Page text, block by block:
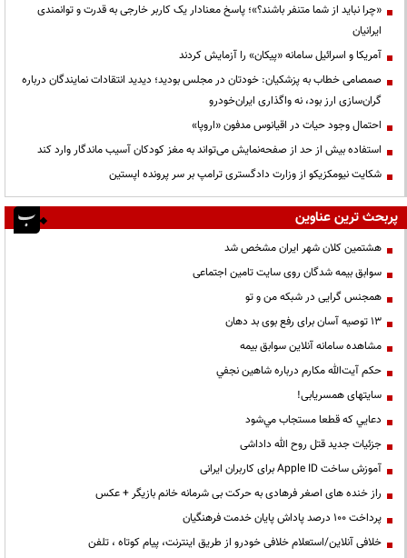
«چرا نباید از شما متنفر باشند؟»؛ پاسخ معنادار یک کاربر خارجی به قدرت و توانمندی
ایرانیان
آمریکا و اسرائیل سامانه «پیکان» را آزمایش کردند
صمصامی خطاب به پزشکیان: خودتان در مجلس بودید؛ دیدید انتقادات نمایندگان درباره
گران‌سازی ارز بود، نه واگذاری ایران‌خودرو
احتمال وجود حیات در اقیانوس مدفون «اروپا»
استفاده بیش از حد از صفحه‌نمایش می‌تواند به مغز کودکان آسیب ماندگار وارد کند
شکایت نیومکزیکو از وزارت دادگستری ترامپ بر سر پرونده اپستین
پربحث ترین عناوین
هشتمین کلان شهر ایران مشخص شد
سوابق بیمه شدگان روی سایت تامین اجتماعی
همجنس گرایی در شبکه من و تو
13 توصیه آسان برای رفع بوی بد دهان
مشاهده سامانه آنلاين سوابق بیمه
حكم آيت‌الله مكارم درباره شاهين نجفي
سایتهای همسریابی!
دعايي كه قطعا مستجاب مي‌شود
جزئیات جدید قتل روح الله داداشی
آموزش ساخت Apple ID برای کاربران ایرانی
راز خنده های اصغر فرهادی به حرکت بی شرمانه خانم بازیگر + عکس
پرداخت ۱۰۰ درصد پاداش پایان خدمت فرهنگیان
خلافی آنلاین/استعلام خلافی خودرو از طریق اینترنت، پیام کوتاه ، تلفن